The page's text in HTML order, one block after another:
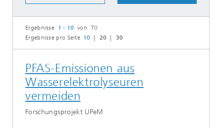
Messtechnik
Mikroplastik
Nachhaltigkeit
Polymere
Ergebnisse 1 - 10 von 70
Ergebnisse pro Seite 10 20 30
PFAS-Emissionen aus
Wasserelektrolyseuren
vermeiden
Forschungsprojekt UPeM